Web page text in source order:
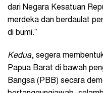
dari Negara Kesatuan
merdeka dan berdaulat
di bumi.”
Kedua, segera
Papua Barat di bawah
Bangsa (PBB) secara